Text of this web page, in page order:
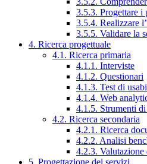
3.5.3. Progettare i
3.5.4. Realizzare
3.5.5. Validare la
4. Ricerca progettuale
4.1. Ricerca primaria
4.1.1. Interviste
4.1.2. Questionari
4.1.3. Test di
4.1.4. Web
4.1.5. Strumenti di
4.2. Ricerca secondaria
4.2.1. Ricerca
4.2.2. Analisi
4.2.3. Valutazione
5. Progettazione dei servizi